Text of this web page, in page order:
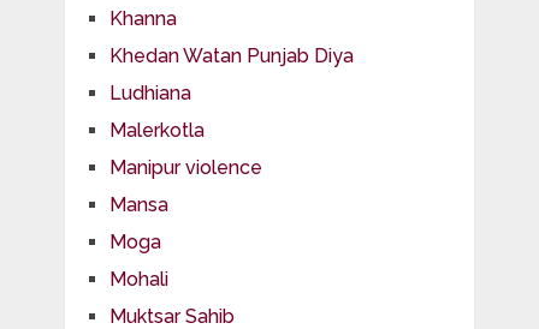
Khanna
Khedan Watan Punjab Diya
Ludhiana
Malerkotla
Manipur violence
Mansa
Moga
Mohali
Muktsar Sahib